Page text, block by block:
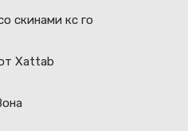
скинами кс го
Xattab